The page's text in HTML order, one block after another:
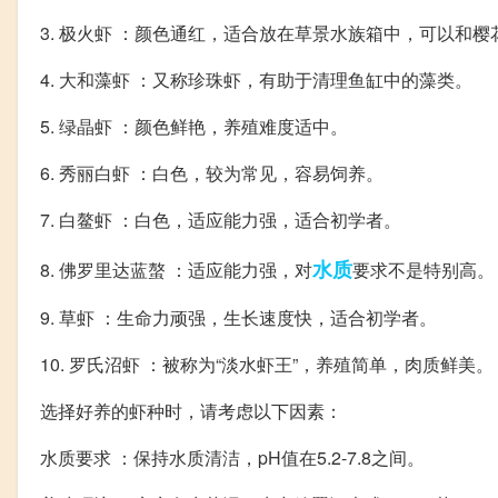
3. 极火虾 ：颜色通红，适合放在草景水族箱中，可以和樱
4. 大和藻虾 ：又称珍珠虾，有助于清理鱼缸中的藻类。
5. 绿晶虾 ：颜色鲜艳，养殖难度适中。
6. 秀丽白虾 ：白色，较为常见，容易饲养。
7. 白鳌虾 ：白色，适应能力强，适合初学者。
8. 佛罗里达蓝螯 ：适应能力强，对水质要求不是特别高。
9. 草虾 ：生命力顽强，生长速度快，适合初学者。
10. 罗氏沼虾 ：被称为“淡水虾王”，养殖简单，肉质鲜美。
选择好养的虾种时，请考虑以下因素：
水质要求 ：保持水质清洁，pH值在5.2-7.8之间。